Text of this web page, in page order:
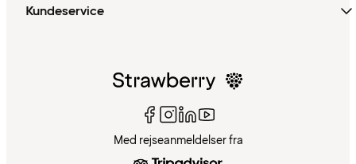
Kundeservice
Med rejseanmeldelser fra